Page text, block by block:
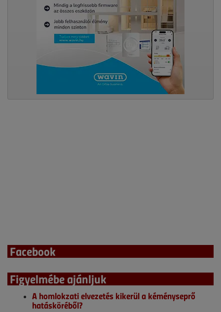
Facebook
Figyelmébe ajánljuk
A homlokzati elvezetés kikerül a kéményseprő
hatásköréből?